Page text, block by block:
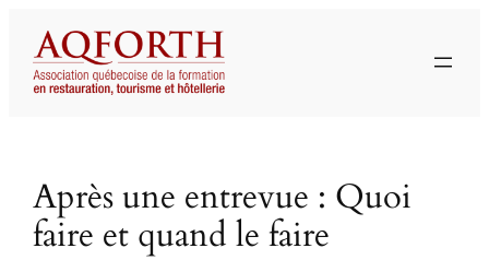
contenu
Après une entrevue : Quoi
faire et quand le faire